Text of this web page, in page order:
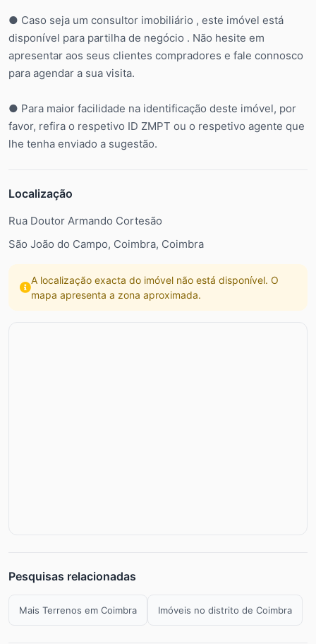
● Caso seja um consultor imobiliário , este imóvel está
disponível para partilha de negócio . Não hesite em
apresentar aos seus clientes compradores e fale connosco
para agendar a sua visita.
● Para maior facilidade na identificação deste imóvel, por
favor, refira o respetivo ID ZMPT ou o respetivo agente que
lhe tenha enviado a sugestão.
Localização
Rua Doutor Armando Cortesão
São João do Campo, Coimbra, Coimbra
A localização exacta do imóvel não está disponível. O
mapa apresenta a zona aproximada.
Pesquisas relacionadas
Mais Terrenos em Coimbra Imóveis no distrito de Coimbra